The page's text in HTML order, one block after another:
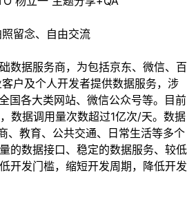
留念、自由交流
数据服务商，为包括京东、微信、百
户及个人开发者提供数据服务，涉
国各大类网站、微信公众号等。目前
数据调用量次数超过1亿次/天。数据
、教育、公共交通、日常生活等多个
的数据接口、稳定的数据服务、较低
开发门槛，缩短开发周期，降低开发